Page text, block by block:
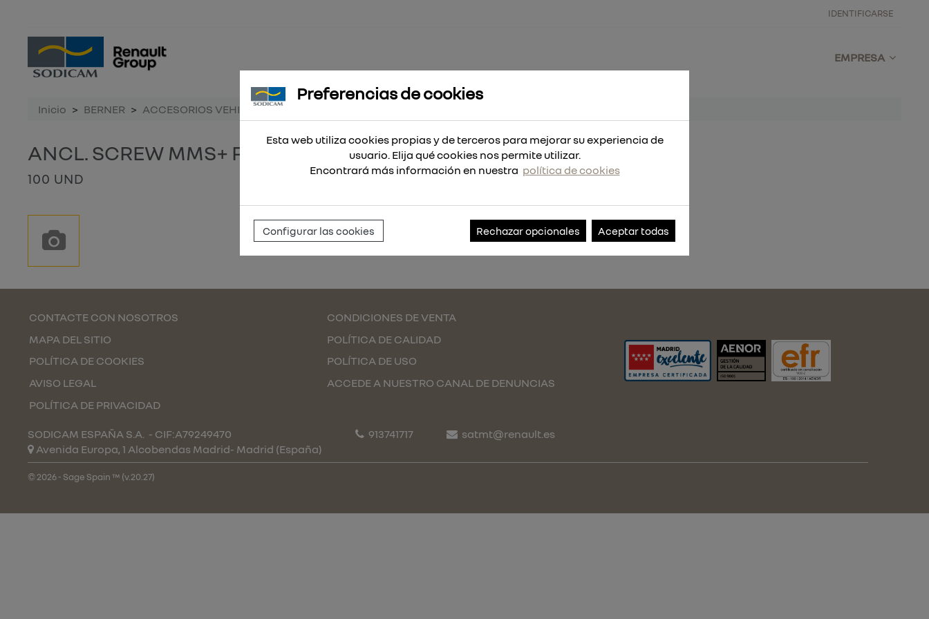
IDENTIFICARSE
EMPRESA
Inicio BERNER ACCESORIOS VEHICULO
ANCL. SCREW MMS+ P 7,5X35
100 UND
Referencia:341244-100
CONTACTE CON NOSOTROS
MAPA DEL SITIO
POLÍTICA DE COOKIES
AVISO LEGAL
POLÍTICA DE PRIVACIDAD
CONDICIONES DE VENTA
POLÍTICA DE CALIDAD
POLÍTICA DE USO
ACCEDE A NUESTRO CANAL DE DENUNCIAS
SODICAM ESPAÑA S.A. - CIF:A79249470
Avenida Europa, 1 Alcobendas Madrid- Madrid (España)
913741717 satmt@renault.es
© 2026 - Sage Spain ™ (v.20.27)
Preferencias de cookies
Esta web utiliza cookies propias y de terceros para mejorar su experiencia de
usuario. Elija qué cookies nos permite utilizar.
Encontrará más información en nuestra política de cookies
Configurar las cookies Rechazar opcionales Aceptar todas